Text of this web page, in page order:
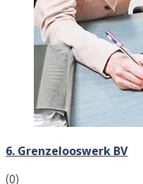
6. Grenzelooswerk BV
(0)